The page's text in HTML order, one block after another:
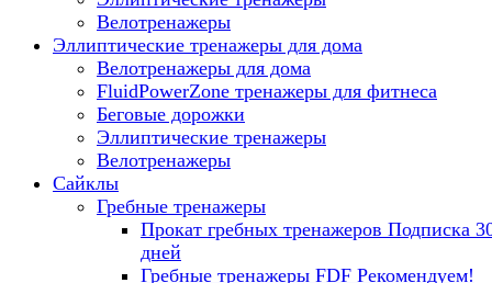
Велотренажеры
Эллиптические тренажеры для дома
Велотренажеры для дома
FluidPowerZone тренажеры для фитнеса
Беговые дорожки
Эллиптические тренажеры
Велотренажеры
Сайклы
Гребные тренажеры
Прокат гребных тренажеров Подписка
дней
Гребные тренажеры FDF Рекомендуем!